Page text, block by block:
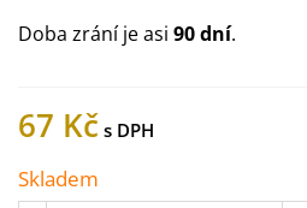
Doba zrání je asi 90 dní.
67 Kč
Skladem